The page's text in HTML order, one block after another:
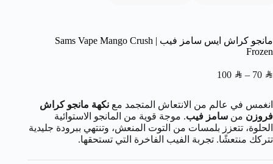
مانجو كراش ايس سامز فيب | Sams Vape Mango Crush
Frozen
70 SAR
–
100 SAR
انغمس في عالم من الانتعاش المتجمد مع نكهة مانجو كراش
فروزن من سامز فيب. موجة قوية من المانجو الاستوائية
الحلوة، تتعزز بلمسات من التوت المنعش، وتنتهي ببرودة جليدية
تتركك منتعشًا. تجربة الفيب الفاخرة التي تستحقها.